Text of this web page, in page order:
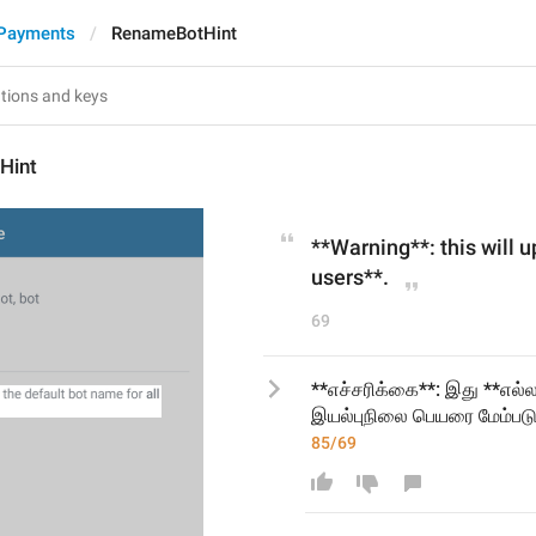
RenameBotHint
**Warning**: this will
users**.
69
**எச்சரிக்கை**: இது
இயல்புநிலை பெயரை
85/69